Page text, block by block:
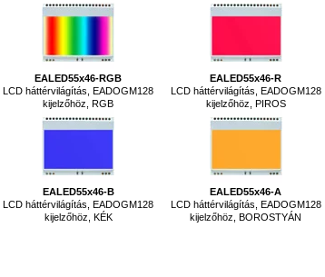
EALED55x46-RGB
LCD háttérvilágítás, EADOGM128
kijelzőhöz, RGB
EALED55x46-R
LCD háttérvilágítás, EADOGM128
kijelzőhöz, PIROS
EALED55x46-B
LCD háttérvilágítás, EADOGM128
kijelzőhöz, KÉK
EALED55x46-A
LCD háttérvilágítás, EADOGM128
kijelzőhöz, BOROSTYÁN